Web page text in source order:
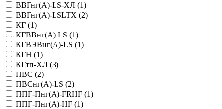
ВВГнг(А)-LS-ХЛ (1)
ВВГнг(А)-LSLTX (2)
КГ (1)
КГВВнг(А)-LS (1)
КГВЭВнг(А)-LS (1)
КГН (1)
КГтп-ХЛ (3)
ПВС (2)
ПВСнг(А)-LS (2)
ППГ-Пнг(А)-FRHF (1)
ППГ-Пнг(А)-HF (1)